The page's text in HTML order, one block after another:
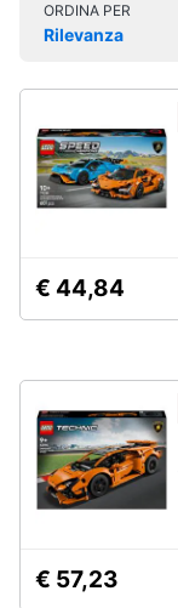
home
Audio
e
musica
Arredo
e
Giardinaggio
Salute
ORDINA PER
Rilevanza
€ 44,84
€ 57,23